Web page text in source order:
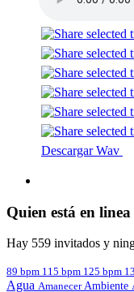
Descargar Wav
Quien está en linea
Hay 559 invitados y
89 bpm 115 bpm 125 bpm
Agua AmanecerAmbiente